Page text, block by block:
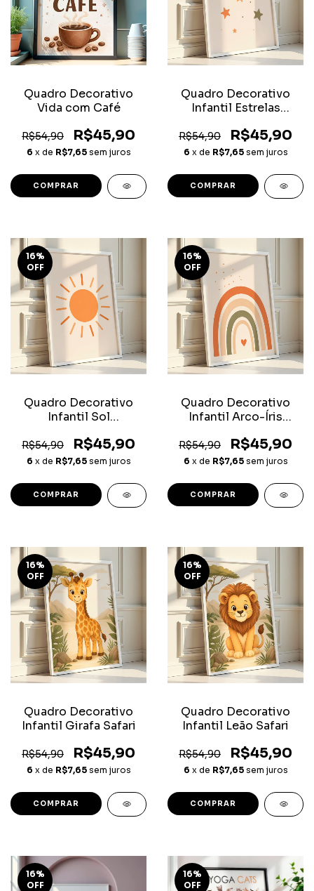
Quadro Decorativo
Vida com Café
R$54,90 R$45,90
6 x de R$7,65 sem juros
COMPRAR
Quadro Decorativo
Infantil Estrelas
R$54,90 R$45,90
6 x de R$7,65 sem juros
COMPRAR
16%
OFF
Quadro Decorativo
Infantil Sol
R$54,90 R$45,90
6 x de R$7,65 sem juros
COMPRAR
16%
OFF
Quadro Decorativo
Infantil Arco-Íris
R$54,90 R$45,90
6 x de R$7,65 sem juros
COMPRAR
16%
OFF
Quadro Decorativo
Infantil Girafa Safari
R$54,90 R$45,90
6 x de R$7,65 sem juros
COMPRAR
16%
OFF
Quadro Decorativo
Infantil Leão Safari
R$54,90 R$45,90
6 x de R$7,65 sem juros
COMPRAR
16%
OFF
16%
OFF